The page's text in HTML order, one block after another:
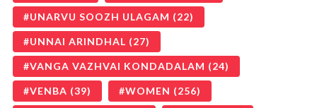
UNARVU SOOZH ULAGAM (22)
UNNAI ARINDHAL (27)
VANGA VAZHVAI KONDADALAM (24)
VENBA (39) WOMEN (256)